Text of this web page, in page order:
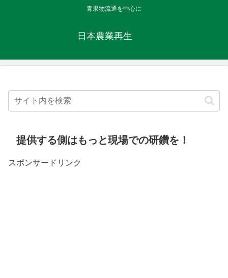
青果物流通を中心に
日本農業再生
提供する側はもっと現場での研鑽を！
スポンサードリンク